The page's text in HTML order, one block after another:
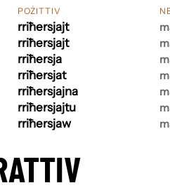
POŻITTIV
rriħersjajt
rriħersjajt
rriħersja
rriħersjat
rriħersjajna
rriħersjajtu
rriħersjaw